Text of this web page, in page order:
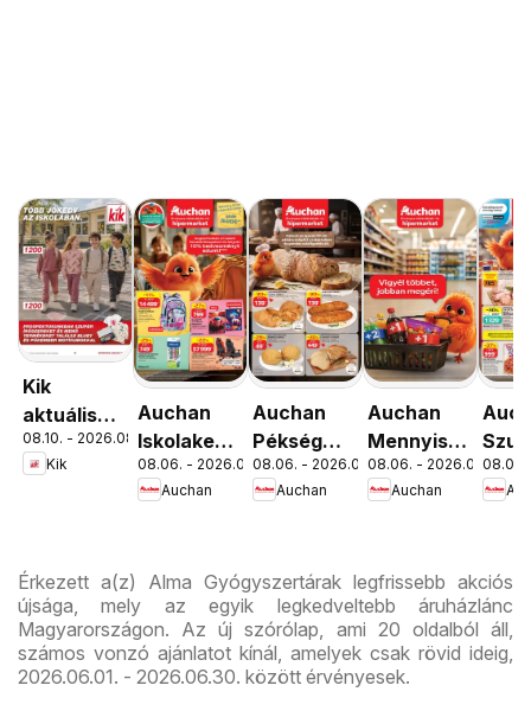
Kik
aktuális
akciós
újság
08.10. - 2026.08.16.
Kik
Auchan
Iskolakezdés
ajánlatok
08.06. - 2026.08.19.
Auchan
Auchan
Pékség
ajánlataink
08.06. - 2026.08.12.
Auchan
Auchan
Mennyiségi
kedvezmény
ajánlataink
08.06. - 2026.08.19.
Auchan
08.06.
Érkezett a(z) Alma Gyógyszertárak legfrissebb akciós
újsága, mely az egyik legkedveltebb áruházlánc
Magyarországon. Az új szórólap, ami 20 oldalból áll,
számos vonzó ajánlatot kínál, amelyek csak rövid ideig,
2026.06.01. - 2026.06.30. között érvényesek.